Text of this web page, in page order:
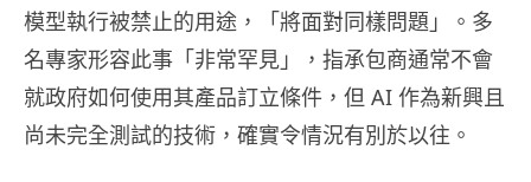
模型執行被禁止的用途，「將面對同樣問題」。多
名專家形容此事「非常罕見」，指承包商通常不會
就政府如何使用其產品訂立條件，但 AI 作為新興且
尚未完全測試的技術，確實令情況有別於以往。